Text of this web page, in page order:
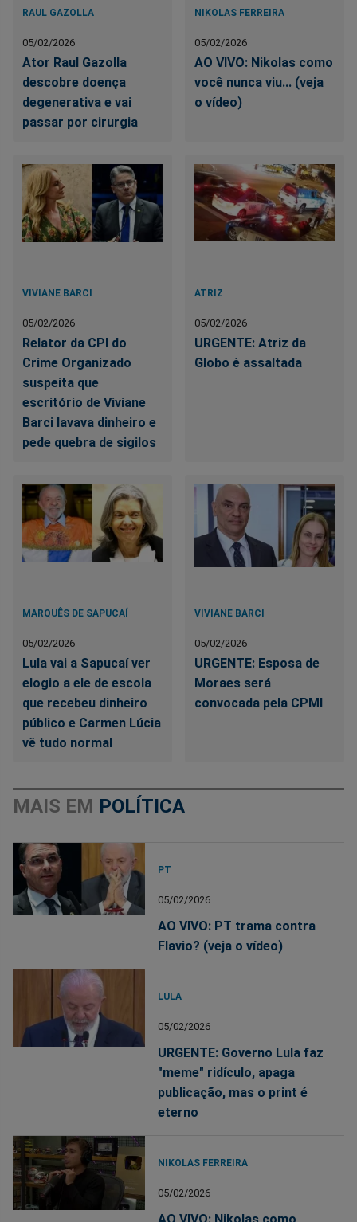
RAUL GAZOLLA
05/02/2026
Ator Raul Gazolla
descobre doença
degenerativa e vai
passar por cirurgia
NIKOLAS FERREIRA
05/02/2026
AO VIVO: Nikolas como
você nunca viu... (veja
o vídeo)
VIVIANE BARCI
05/02/2026
Relator da CPI do
Crime Organizado
suspeita que
escritório de Viviane
Barci lavava dinheiro e
pede quebra de sigilos
ATRIZ
05/02/2026
URGENTE: Atriz da
Globo é assaltada
MARQUÊS DE SAPUCAÍ
05/02/2026
Lula vai a Sapucaí ver
elogio a ele de escola
que recebeu dinheiro
público e Carmen Lúcia
vê tudo normal
VIVIANE BARCI
05/02/2026
URGENTE: Esposa de
Moraes será
convocada pela CPMI
MAIS EM POLÍTICA
PT
05/02/2026
AO VIVO: PT trama contra
Flavio? (veja o vídeo)
LULA
05/02/2026
URGENTE: Governo Lula faz
"meme" ridículo, apaga
publicação, mas o print é
eterno
NIKOLAS FERREIRA
05/02/2026
AO VIVO: Nikolas como